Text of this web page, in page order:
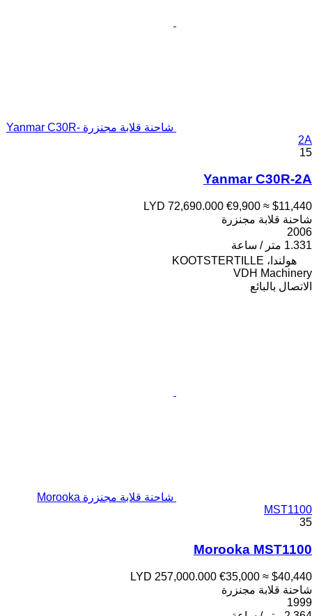
شاحنة قلابة مجنزرة Yanmar C30R-
2A
15
Yanmar C30R-2A
LYD 72,690.000 €9,900 ≈ $11,440
شاحنة قلابة مجنزرة
2006
1.331 متر / ساعة
هولندا، KOOTSTERTILLE
VDH Machinery
الاتصال بالبائع
شاحنة قلابة مجنزرة Morooka
MST1100
35
Morooka MST1100
LYD 257,000.000 €35,000 ≈ $40,440
شاحنة قلابة مجنزرة
1999